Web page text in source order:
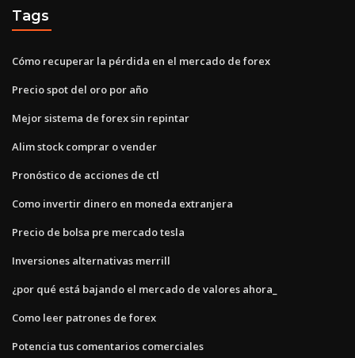
Tags
Cómo recuperar la pérdida en el mercado de forex
Precio spot del oro por año
Mejor sistema de forex sin repintar
Alim stock comprar o vender
Pronóstico de acciones de ctl
Como invertir dinero en moneda extranjera
Precio de bolsa pre mercado tesla
Inversiones alternativas merrill
¿por qué está bajando el mercado de valores ahora_
Como leer patrones de forex
Potencia tus comentarios comerciales